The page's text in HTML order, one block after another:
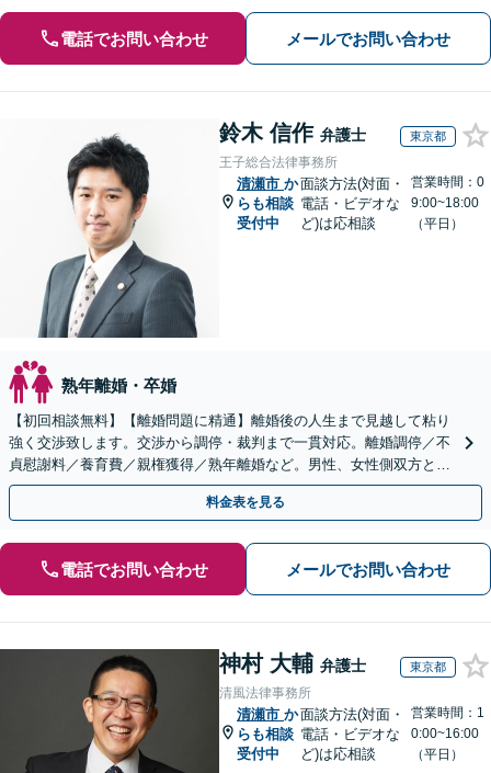
電話でお問い合わせ メールでお問い合わせ
鈴木 信作 弁護士 東京都
王子総合法律事務所
清瀬市 か
らも相談
受付中
面談方法(対面・
電話・ビデオな
ど)は応相談
営業時間：0
9:00~18:00
（平日）
熟年離婚・卒婚
【初回相談無料】【離婚問題に精通】離婚後の人生まで見越して粘り
強く交渉致します。交渉から調停・裁判まで一貫対応。離婚調停／不
貞慰謝料／養育費／親権獲得／熟年離婚など。男性、女性側双方とも
お任せを【王子駅3分】【当日／夜間相談可（要予約）】
料金表を見る
電話でお問い合わせ メールでお問い合わせ
神村 大輔 弁護士 東京都
清風法律事務所
清瀬市 か
らも相談
受付中
面談方法(対面・
電話・ビデオな
ど)は応相談
営業時間：1
0:00~16:00
（平日）